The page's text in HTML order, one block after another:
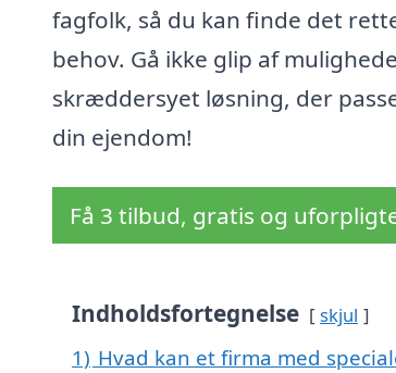
fagfolk, så du kan finde det
behov. Gå ikke glip af
skræddersyet løsning, der
din ejendom!
Få 3 tilbud, gratis og
Indholdsfortegnelse skjul
1) Hvad kan et firma med